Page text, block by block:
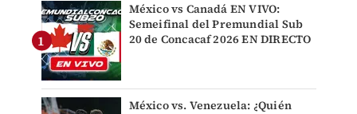
México vs Canadá EN VIVO:
Semeifinal del Premundial Sub
20 de Concacaf 2026 EN DIRECTO
México vs. Venezuela: ¿Quién